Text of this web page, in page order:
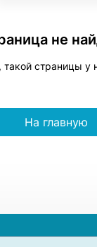
не
страницы у
На главную